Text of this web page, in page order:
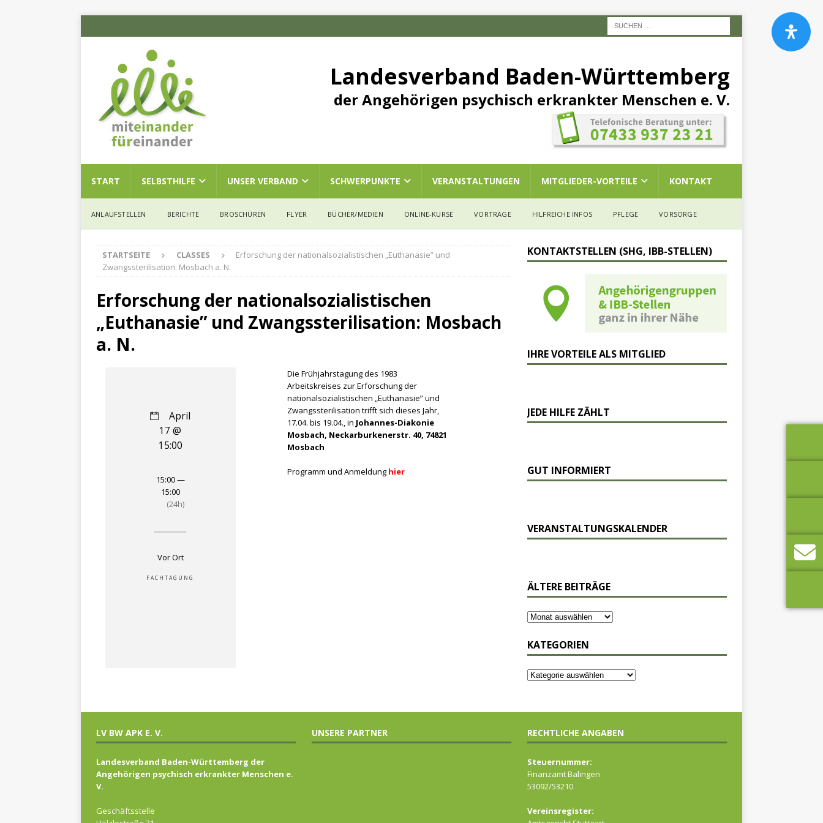
Landesverband Baden-Württemberg
der Angehörigen psychisch erkrankter Menschen e. V.
START SELBSTHILFE UNSER VERBAND SCHWERPUNKTE VERANSTALTUNGEN MITGLIEDER-VORTEILE KONTAKT
ANLAUFSTELLEN BERICHTE BROSCHÜREN FLYER BÜCHER/MEDIEN ONLINE-KURSE VORTRÄGE HILFREICHE INFOS PFLEGE VORSORGE
STARTSEITE CLASSES
Erforschung der nationalsozialistischen „Euthanasie” und
Zwangssterilisation: Mosbach a. N.
Erforschung der nationalsozialistischen
„Euthanasie” und Zwangssterilisation: Mosbach
a. N.
Die Frühjahrstagung des 1983
Arbeitskreises zur Erforschung der
nationalsozialistischen „Euthanasie” und
Zwangssterilisation trifft sich dieses Jahr,
17.04. bis 19.04., in Johannes-Diakonie
Mosbach, Neckarburkenerstr. 40, 74821
Mosbach
Programm und Anmeldung hier
April
17 @
15:00
15:00 —
15:00
(24h)
Vor Ort
FACHTAGUNG
KONTAKTSTELLEN (SHG, IBB-STELLEN)
IHRE VORTEILE ALS MITGLIED
JEDE HILFE ZÄHLT
GUT INFORMIERT
VERANSTALTUNGSKALENDER
ÄLTERE BEITRÄGE
KATEGORIEN
LV BW APK E. V.
Landesverband Baden-Württemberg der
Angehörigen psychisch erkrankter Menschen e.
V.
Geschäftsstelle
UNSERE PARTNER RECHTLICHE ANGABEN
Steuernummer:
Finanzamt Balingen
53092/53210
Vereinsregister: